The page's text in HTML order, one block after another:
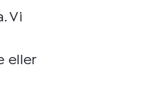
Vi
eller